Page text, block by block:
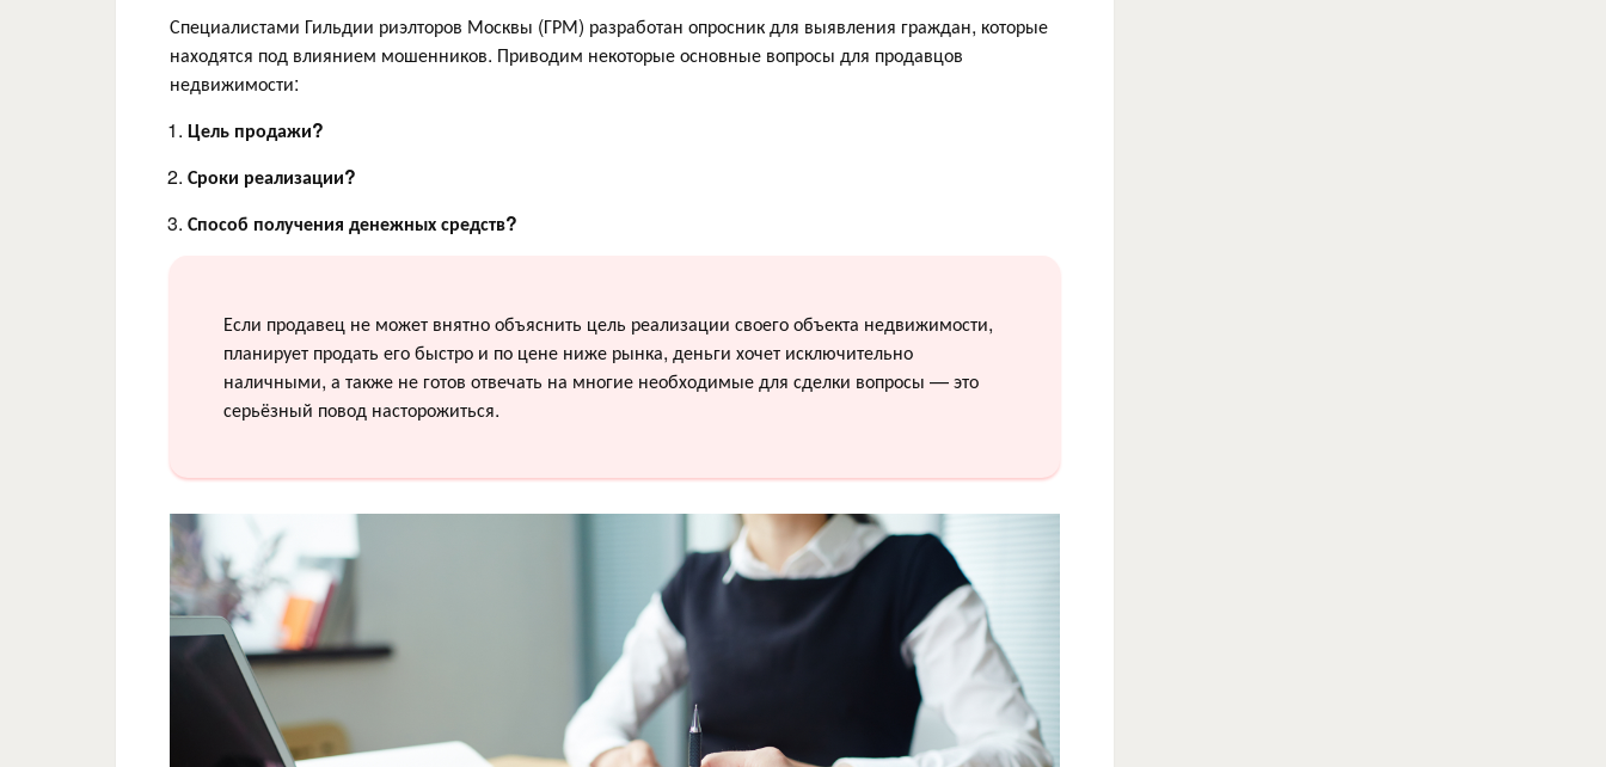
Специалистами Гильдии риэлторов Москвы (ГРМ) разработан опросник для выявления граждан, которые
находятся под влиянием мошенников. Приводим некоторые основные вопросы для продавцов
недвижимости:
Цель продажи?
Сроки реализации?
Способ получения денежных средств?
Если продавец не может внятно объяснить цель реализации своего объекта недвижимости,
планирует продать его быстро и по цене ниже рынка, деньги хочет исключительно
наличными, а также не готов отвечать на многие необходимые для сделки вопросы — это
серьёзный повод насторожиться.